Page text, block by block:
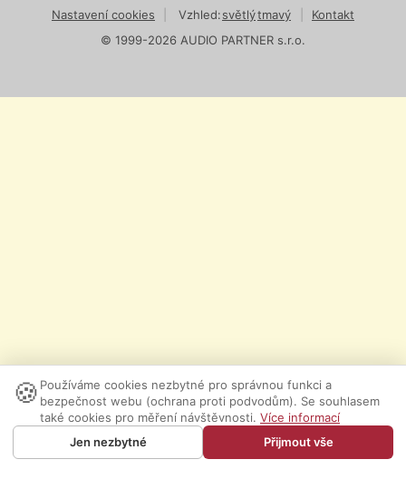
Nastavení cookies Vzhled:světlýtmavý
Kontakt
© 1999-2026 AUDIO PARTNER s.r.o.
🍪 Používáme cookies nezbytné pro správnou funkci a
bezpečnost webu (ochrana proti podvodům). Se souhlasem
také cookies pro měření návštěvnosti. Více informací
Jen nezbytné
Přijmout vše